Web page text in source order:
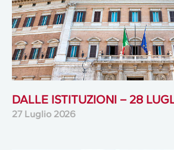
DALLE ISTITUZIONI – 28
27 Luglio 2026